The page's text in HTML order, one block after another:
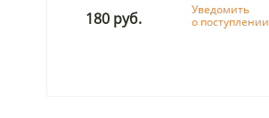
180 руб.
Уведомить
о поступлении